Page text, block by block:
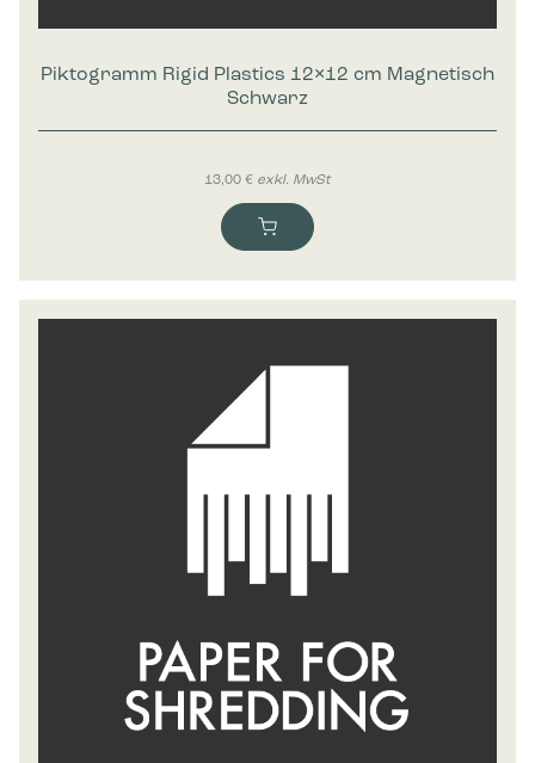
Piktogramm Rigid Plastics 12×12 cm Magnetisch
Schwarz
13,00 € exkl. MwSt